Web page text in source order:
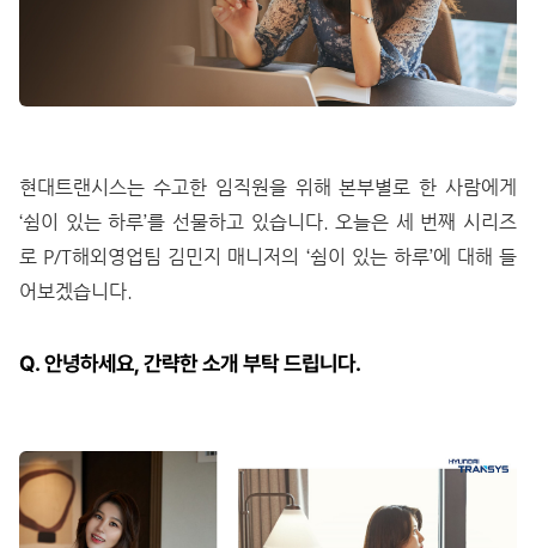
현대트랜시스는 수고한 임직원을 위해 본부별로 한 사람에게
‘쉼이 있는 하루’를 선물하고 있습니다. 오늘은 세 번째 시리즈
로 P/T해외영업팀 김민지 매니저의 ‘쉼이 있는 하루’에 대해 들
어보겠습니다.
Q. 안녕하세요, 간략한 소개 부탁 드립니다.